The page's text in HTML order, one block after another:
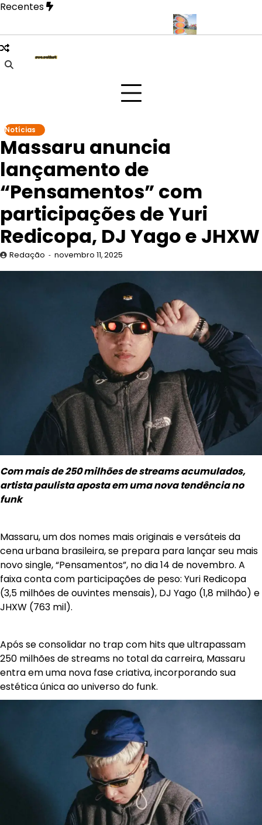
Skip
content
Recentes
fase mais íntima em novo EP
Notícias
Massaru anuncia
lançamento de
“Pensamentos” com
participações de Yuri
Redicopa, DJ Yago e JHXW
Redação novembro 11, 2025
Com mais de 250 milhões de streams acumulados,
artista paulista aposta em uma nova tendência no
funk
Massaru, um dos nomes mais originais e versáteis da
cena urbana brasileira, se prepara para lançar seu mais
novo single, “Pensamentos”, no dia 14 de novembro. A
faixa conta com participações de peso: Yuri Redicopa
(3,5 milhões de ouvintes mensais), DJ Yago (1,8 milhão) e
JHXW (763 mil).
Após se consolidar no trap com hits que ultrapassam
250 milhões de streams no total da carreira, Massaru
entra em uma nova fase criativa, incorporando sua
estética única ao universo do funk.